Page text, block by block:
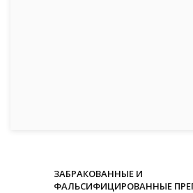
ЗАБРАКОВАННЫЕ И
ФАЛЬСИФИЦИРОВАННЫЕ